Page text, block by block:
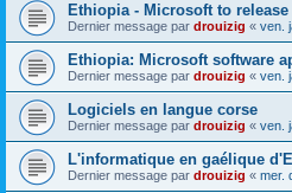
Ethiopia - Microsoft to
Dernier message par drouizig « ven.
Ethiopia: Microsoft software
Dernier message par drouizig « ven.
Logiciels en langue corse
Dernier message par drouizig « ven.
L'informatique en gaélique
Dernier message par drouizig « mer.